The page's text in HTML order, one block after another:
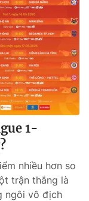
1-
nhiều hơn so
trận thắng là
ngôi vô địch